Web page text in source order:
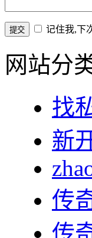
记住我,下
网站分
找
新
传